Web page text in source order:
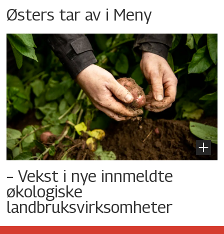
Østers tar av i Meny
– Vekst i nye innmeldte
økologiske
landbruksvirksomheter